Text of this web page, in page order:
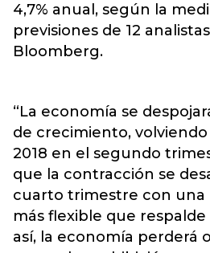
4,7% anual, según la
previsiones de 12
Bloomberg.
“La economía se
de crecimiento,
2018 en el segundo
que la contracción se
cuarto trimestre con una
más flexible que
así, la economía perderá